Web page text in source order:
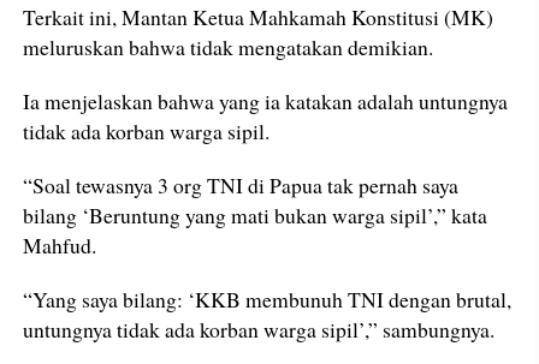
Terkait ini, Mantan Ketua Mahkamah Konstitusi (MK)
meluruskan bahwa tidak mengatakan demikian.
Ia menjelaskan bahwa yang ia katakan adalah untungnya
tidak ada korban warga sipil.
“Soal tewasnya 3 org TNI di Papua tak pernah saya
bilang ‘Beruntung yang mati bukan warga sipil’,” kata
Mahfud.
“Yang saya bilang: ‘KKB membunuh TNI dengan brutal,
untungnya tidak ada korban warga sipil’,” sambungnya.